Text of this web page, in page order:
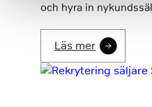
och hyra in
Läs mer